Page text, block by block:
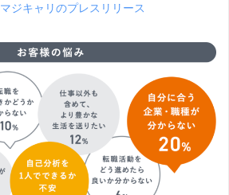
マジキャリのプレスリリース